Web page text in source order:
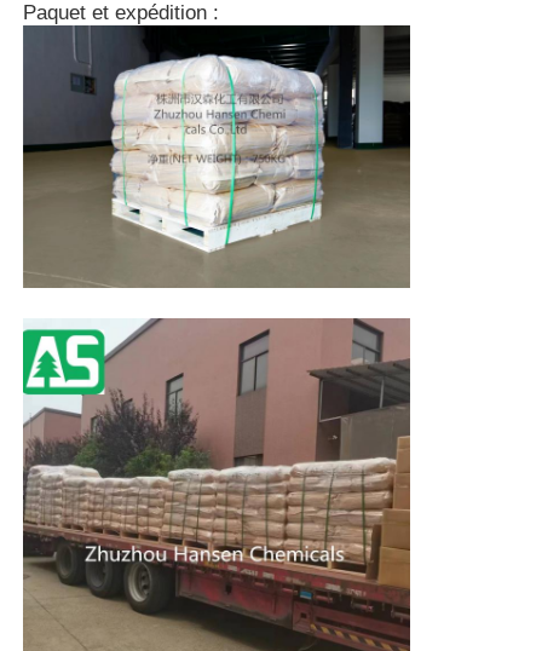
Paquet et expédition :